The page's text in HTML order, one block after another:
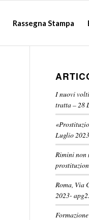
Rassegna Stampa
I nuovi
tratta – 28
Luglio
Rimini non
Roma, Via
2023-